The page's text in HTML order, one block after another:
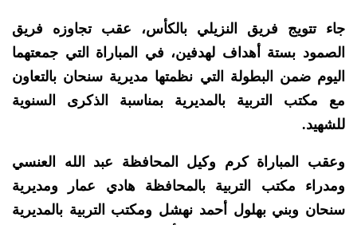
جاء تتويج فريق النزيلي بالكأس، عقب تجاوزه فريق
الصمود بستة أهداف لهدفين، في المباراة التي جمعتهما
اليوم ضمن البطولة التي نظمتها مديرية سنحان بالتعاون
مع مكتب التربية بالمديرية بمناسبة الذكرى السنوية
للشهيد.
وعقب المباراة كرم وكيل المحافظة عبد الله العنسي
ومدراء مكتب التربية بالمحافظة هادي عمار ومديرية
سنحان وبني بهلول أحمد نهشل ومكتب التربية بالمديرية